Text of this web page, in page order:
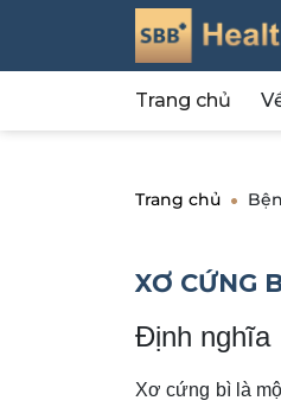
Trang chủ
Trang chủ
XƠ CỨNG
Định nghĩa
Xơ cứng bì là